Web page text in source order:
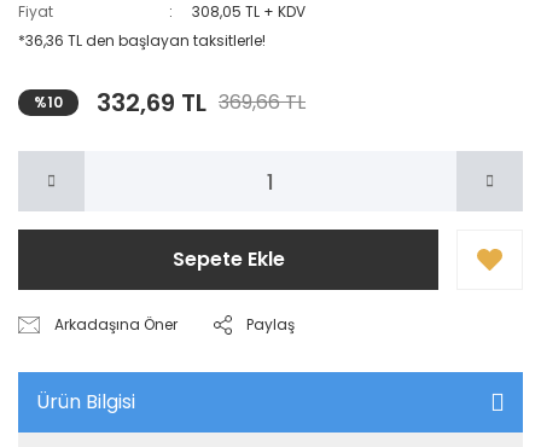
Fiyat
308,05 TL + KDV
*36,36 TL den başlayan taksitlerle!
%10 332,69 TL 369,66 TL
Sepete Ekle
Arkadaşına Öner Paylaş
Ürün Bilgisi